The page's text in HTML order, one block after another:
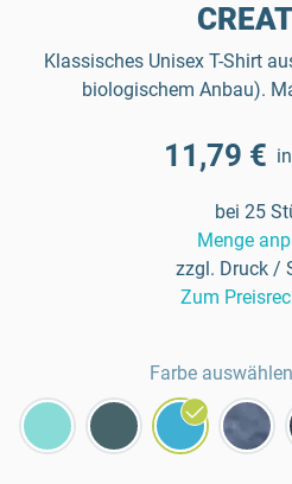
Klassisches Unisex T-Shirt
biologischem Anbau).
11,79 €
bei 25
Menge
zzgl. Druck /
Zum
Farbe